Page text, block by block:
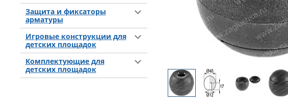
Защита и фиксаторы
арматуры
Игровые конструкции для
детских площадок
Комплектующие для
детских площадок